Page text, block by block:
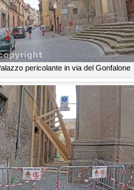
pericolante in via del Gonfalone